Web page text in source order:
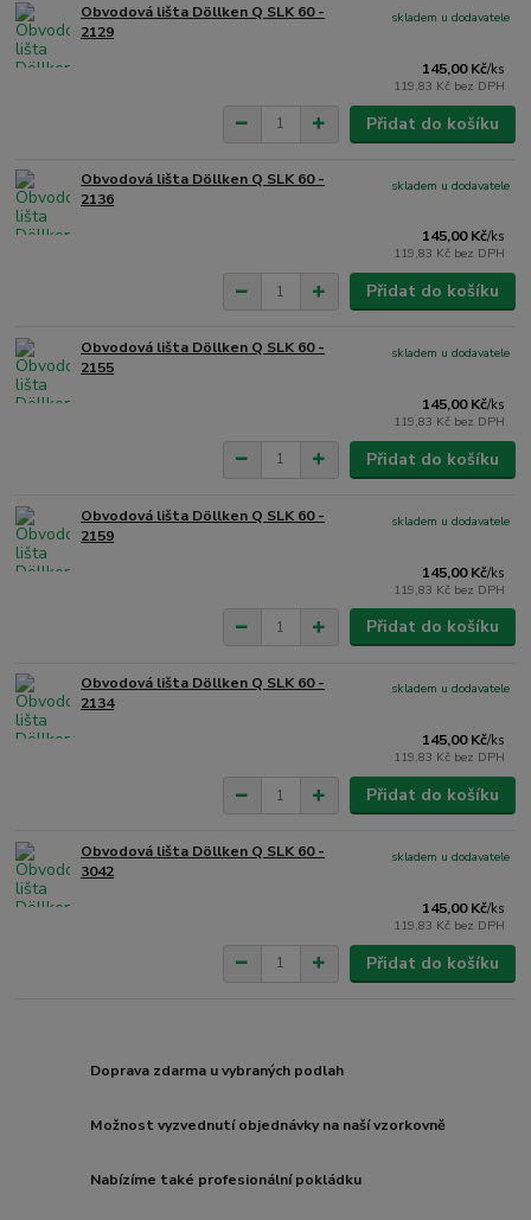
Obvodová lišta Döllken Q SLK 60 -
2129
145,00 Kč/ks
119,83 Kč bez DPH
skladem u dodavatele
Přidat do košíku
Obvodová lišta Döllken Q SLK 60 -
2136
145,00 Kč/ks
119,83 Kč bez DPH
skladem u dodavatele
Přidat do košíku
Obvodová lišta Döllken Q SLK 60 -
2155
145,00 Kč/ks
119,83 Kč bez DPH
skladem u dodavatele
Přidat do košíku
Obvodová lišta Döllken Q SLK 60 -
2159
145,00 Kč/ks
119,83 Kč bez DPH
skladem u dodavatele
Přidat do košíku
Obvodová lišta Döllken Q SLK 60 -
2134
145,00 Kč/ks
119,83 Kč bez DPH
skladem u dodavatele
Přidat do košíku
Obvodová lišta Döllken Q SLK 60 -
3042
145,00 Kč/ks
119,83 Kč bez DPH
skladem u dodavatele
Přidat do košíku
Doprava zdarma u vybraných podlah
Možnost vyzvednutí objednávky na naší vzorkovně
Nabízíme také profesionální pokládku